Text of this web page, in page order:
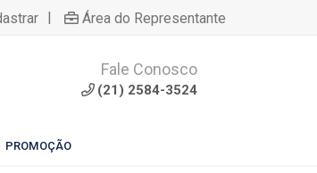
| Área do Representante
Fale Conosco
(21) 2584-3524
PROMOÇÃO